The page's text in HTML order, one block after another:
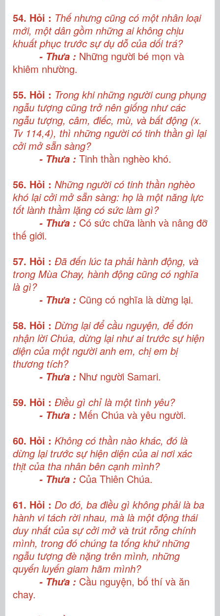
54. Hỏi : Thế nhưng cũng có một nhân loại
mới, một dân gồm những ai không chịu
khuất phục trước sự dụ dỗ của dối trá?
- Thưa : Những người bé mọn và
khiêm nhường.
55. Hỏi : Trong khi những người cung phụng
ngẫu tượng cũng trở nên giống như các
ngẫu tượng, câm, điếc, mù, và bất động (x.
Tv 114,4), thì những người có tinh thần gì lại
cởi mở sẵn sàng?
- Thưa : Tinh thần nghèo khó.
56. Hỏi : Những người có tinh thần nghèo
khó lại cởi mở sẵn sàng: họ là một năng lực
tốt lành thầm lặng có sức làm gì?
- Thưa : Có sức chữa lành và nâng đỡ
thế giới.
57. Hỏi : Đã đến lúc ta phải hành động, và
trong Mùa Chay, hành động cũng có nghĩa
là gì?
- Thưa : Cũng có nghĩa là dừng lại.
58. Hỏi : Dừng lại để cầu nguyện, để đón
nhận lời Chúa, dừng lại như ai trước sự hiện
diện của một người anh em, chị em bị
thương tích?
- Thưa : Như người Samari.
59. Hỏi : Điều gì chỉ là một tình yêu?
- Thưa : Mến Chúa và yêu người.
60. Hỏi : Không có thần nào khác, đó là
dừng lại trước sự hiện diện của ai nơi xác
thịt của tha nhân bên cạnh mình?
- Thưa : Của Thiên Chúa.
61. Hỏi : Do đó, ba điều gì không phải là ba
hành vi tách rời nhau, mà là một động thái
duy nhất của sự cởi mở và trút rỗng chính
mình, trong đó chúng ta tống khứ những
ngẫu tượng đè nặng trên mình, những
quyến luyến giam hãm mình?
- Thưa : Cầu nguyện, bố thí và ăn
chay.